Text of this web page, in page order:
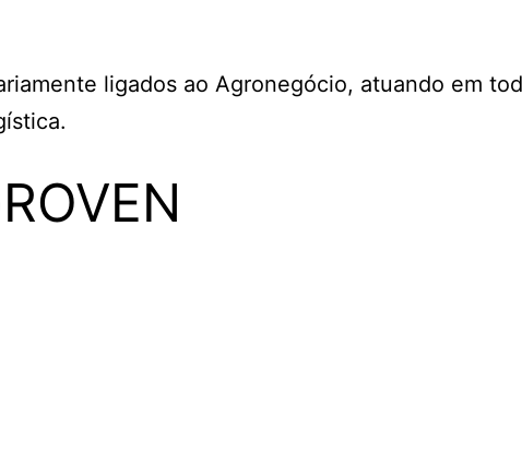
ligados ao Agronegócio, atuando em